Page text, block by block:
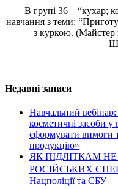
В групі 36 – “кухар;
навчання з теми:
з куркою. (Майстер
Недавні записи
Навчальний вебінар:
косметичні засоби у
сформувати вимоги
продукцію»
ЯК ПІДЛІТКАМ
РОСІЙСЬКИХ
Нацполіції та СБУ